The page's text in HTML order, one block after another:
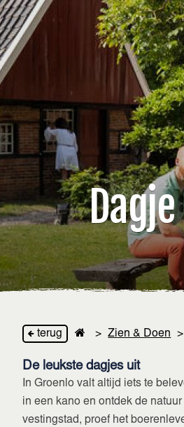
terug > Zien & Doen >
De leukste dagjes uit
In Groenlo valt altijd iets te
in een kano en ontdek de
vestingstad, proef het